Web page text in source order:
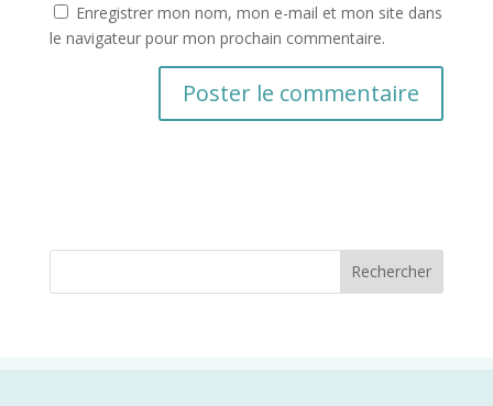
Enregistrer mon nom, mon e-mail et mon site dans
le navigateur pour mon prochain commentaire.
Rechercher